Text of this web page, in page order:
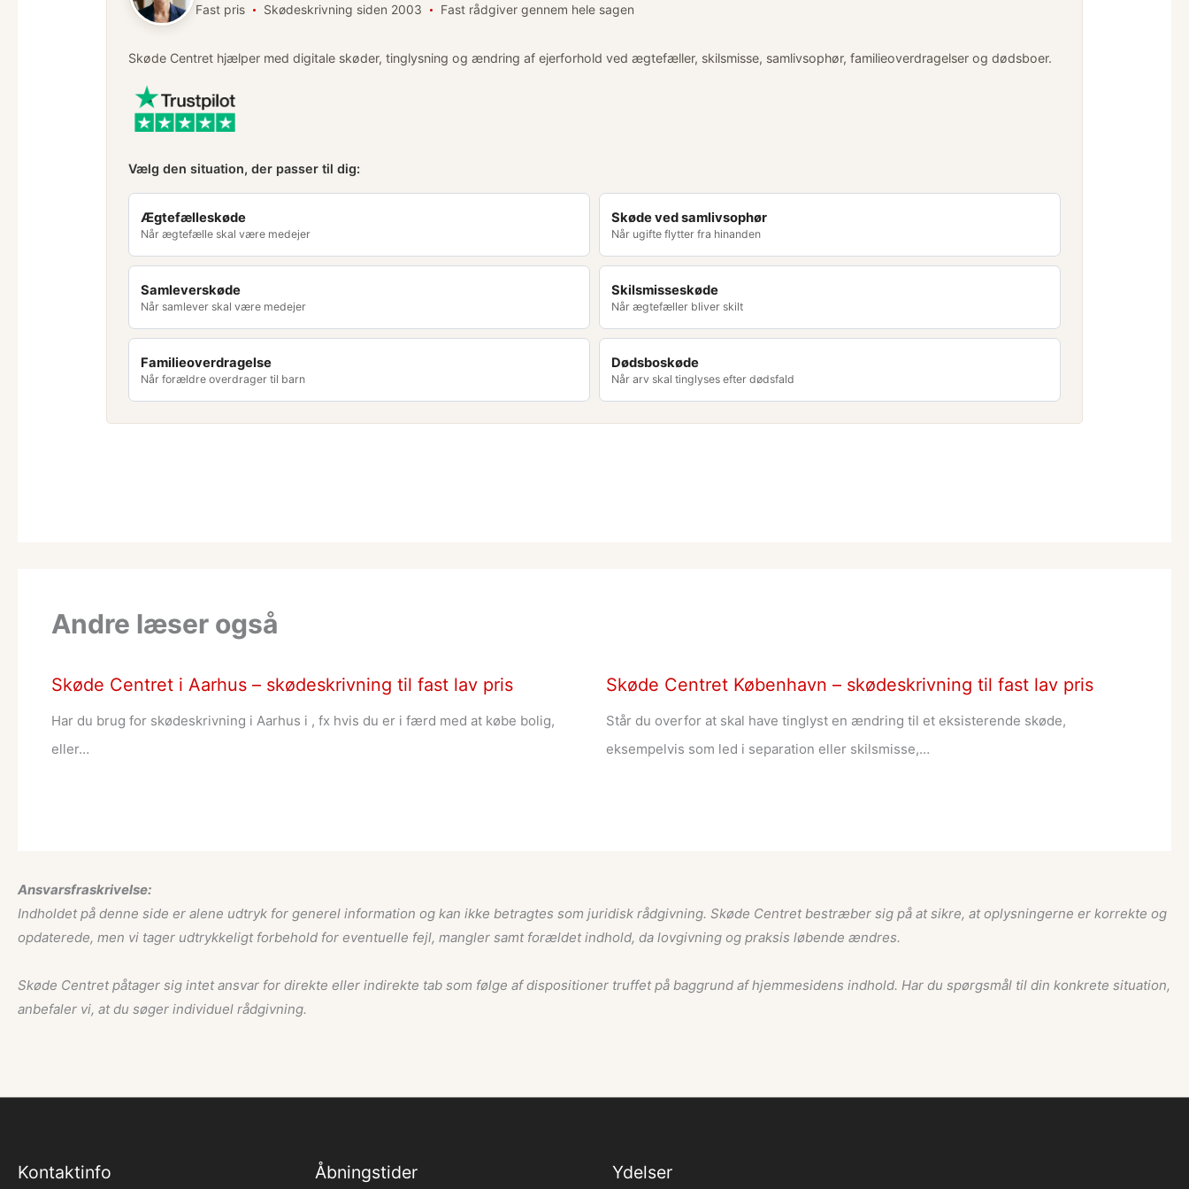
Fast pris Skødeskrivning siden 2003 Fast rådgiver gennem hele sagen
Skøde Centret hjælper med digitale skøder, tinglysning og ændring af ejerforhold ved ægtefæller, skilsmisse, samlivsophør, familieoverdragelser og dødsboer.
Vælg den situation, der passer til dig:
Ægtefælleskøde
Når ægtefælle skal være medejer
Skøde ved samlivsophør
Når ugifte flytter fra hinanden
Samleverskøde
Når samlever skal være medejer
Skilsmisseskøde
Når ægtefæller bliver skilt
Familieoverdragelse
Når forældre overdrager til barn
Dødsboskøde
Når arv skal tinglyses efter dødsfald
Andre læser også
Skøde Centret i Aarhus – skødeskrivning til fast lav pris
Har du brug for skødeskrivning i Aarhus i , fx hvis du er i færd med at købe bolig,
eller…
Skøde Centret København – skødeskrivning til fast lav pris
Står du overfor at skal have tinglyst en ændring til et eksisterende skøde,
eksempelvis som led i separation eller skilsmisse,…
Ansvarsfraskrivelse:
Indholdet på denne side er alene udtryk for generel information og kan ikke betragtes som juridisk rådgivning. Skøde Centret bestræber sig på at sikre, at oplysningerne er korrekte og
opdaterede, men vi tager udtrykkeligt forbehold for eventuelle fejl, mangler samt forældet indhold, da lovgivning og praksis løbende ændres.
Skøde Centret påtager sig intet ansvar for direkte eller indirekte tab som følge af dispositioner truffet på baggrund af hjemmesidens indhold. Har du spørgsmål til din konkrete situation,
anbefaler vi, at du søger individuel rådgivning.
Kontaktinfo Åbningstider Ydelser